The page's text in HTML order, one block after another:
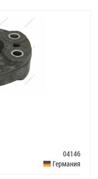
04146
Германия